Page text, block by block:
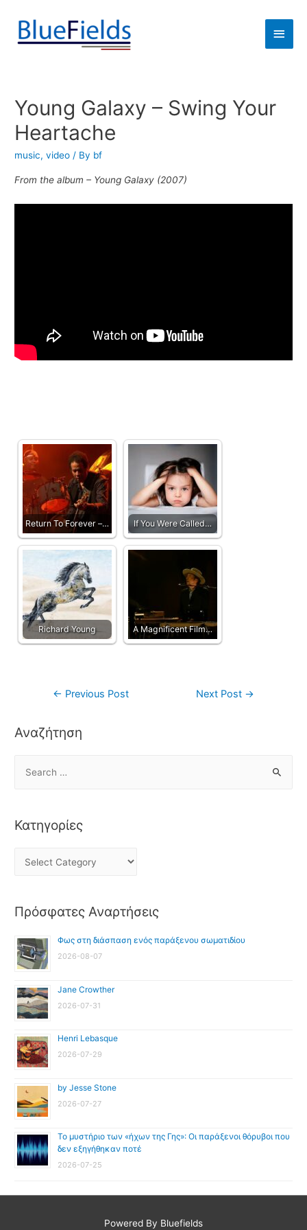
Young Galaxy – Swing Your
Heartache
music,video / By bf
From the album – Young Galaxy (2007)
Return To Forever –… If You Were Called…
Richard Young A Magnificent Film…
← Previous Post Next Post →
Αναζήτηση
Κατηγορίες
Πρόσφατες Αναρτήσεις
Φως στη διάσπαση ενός παράξενου σωματιδίου
2026-08-07
Jane Crowther
2026-07-31
Henri Lebasque
2026-07-29
by Jesse Stone
2026-07-27
Το μυστήριο των «ήχων της Γης»: Οι παράξενοι θόρυβοι που
δεν εξηγήθηκαν ποτέ
2026-07-25
Powered By Bluefields